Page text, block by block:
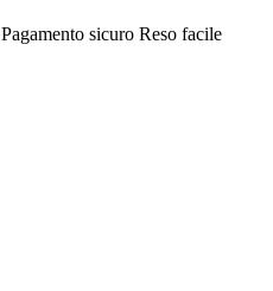
Pagamento sicuro Reso facile